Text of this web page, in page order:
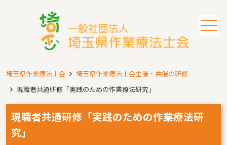
埼玉県作業療法士会
埼玉県作業療法士会主催・共催の研修
現職者共通研修「実践のための作業療法研究」
現職者共通研修「実践のための作業療法研
究」